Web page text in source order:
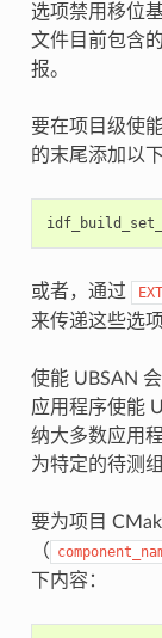
选项禁用移位
文件目前包含
报。
要在项目级使
的末尾添加以
或者，通过
来传递这些选项
使能 UBSAN
应用程序使能
纳大多数应用
为特定的待测
要为项目
（
下内容：